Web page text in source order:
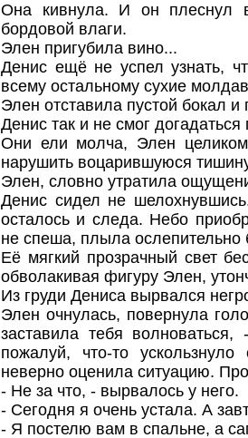
Она кивнула. И он плеснул
бордовой влаги.
Элен пригубила вино...
Денис ещё не успел узнать,
всему остальному сухие
Элен отставила пустой бокал и
Денис так и не смог
Они ели молча, Элен
нарушить воцарившуюся
Элен, словно утратила
Денис сидел не
осталось и следа. Небо
не спеша, плыла ослепительно
Её мягкий прозрачный свет
обволакивая фигуру Элен,
Из груди Дениса вырвался
Элен очнулась, повернула
заставила тебя
пожалуй, что-то
неверно оценила ситуацию.
- Не за что, - вырвалось у него.
- Сегодня я очень устала. А
- Я постелю вам в спальне, а